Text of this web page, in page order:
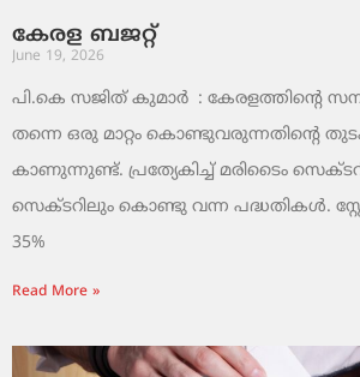
കേരള ബജറ്റ്
June 19, 2026
പി.കെ സജിത് കുമാര്‍ : കേരളത്തിന്റെ
തന്നെ ഒരു മാറ്റം കൊണ്ടുവരുന്നതിന്റെ
കാണുന്നുണ്ട്. പ്രത്യേകിച്ച് മരിടൈം
സെക്ടറിലും കൊണ്ടു വന്ന പദ്ധതികൾ.
35%
Read More »